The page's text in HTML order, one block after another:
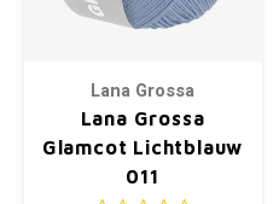
Lana Grossa
Lana Grossa
Glamcot Lichtblauw
011